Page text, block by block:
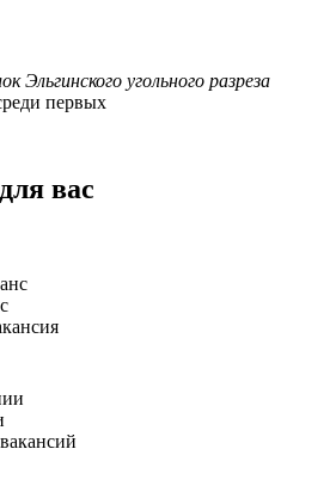
Эльгинского угольного разреза
первых
вас